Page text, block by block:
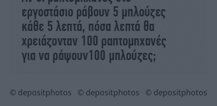
© depositphotos © depositphotos © depositphotos